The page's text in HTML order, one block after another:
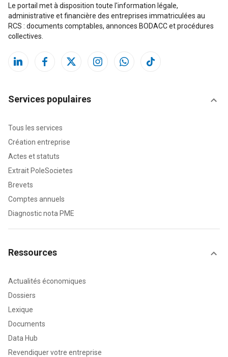
Le portail met à disposition toute l'information légale,
administrative et financière des entreprises immatriculées au
RCS : documents comptables, annonces BODACC et procédures
collectives.
Services populaires
Tous les services
Création entreprise
Actes et statuts
Extrait PoleSocietes
Brevets
Comptes annuels
Diagnostic nota PME
Ressources
Actualités économiques
Dossiers
Lexique
Documents
Data Hub
Revendiquer votre entreprise